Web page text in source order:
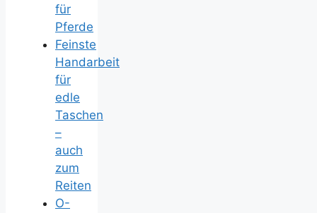
für
Pferde
Feinste
Handarbeit
für
edle
Taschen
–
auch
zum
Reiten
O-